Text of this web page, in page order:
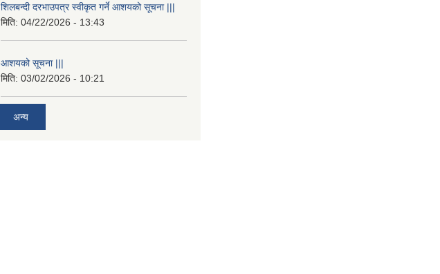
शिलबन्दी दरभाउपत्र स्वीकृत गर्ने आशयको सूचना |||
मिति: 04/22/2026 - 13:43
आशयको सूचना |||
मिति: 03/02/2026 - 10:21
अन्य